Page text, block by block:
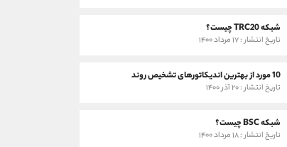
شبکه TRC20 چیست؟
تاریخ انتشار : ۱۷ مرداد ۱۴۰۰
10 مورد از بهترین اندیکاتورهای تشخیص روند
تاریخ انتشار : ۲۰ آذر ۱۴۰۰
شبکه BSC چیست؟
تاریخ انتشار : ۱۸ مرداد ۱۴۰۰